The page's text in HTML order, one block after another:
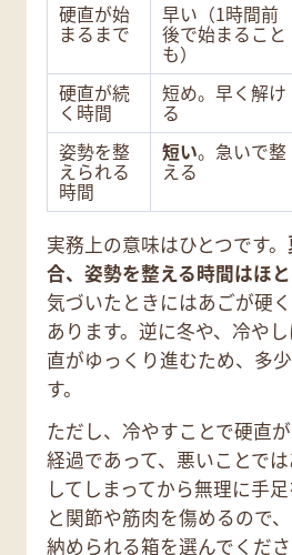
硬直が始
まるまで
早い（1時間前
後で始まること
も）
硬直が続
く時間
短め。早く解け
る
姿勢を整
えられる
時間
短い。急いで整
える
実務上の意味はひとつです。
合、姿勢を整える時間はほと
気づいたときにはあごが硬
あります。逆に冬や、冷や
直がゆっくり進むため、多
す。
ただし、冷やすことで硬直
経過であって、悪いことで
してしまってから無理に手
と関節や筋肉を傷めるので
納められる箱を選んでくだ